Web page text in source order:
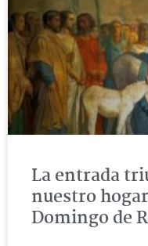
La entrada
nuestro
Domingo de